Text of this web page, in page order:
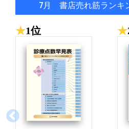
7月 書店売れ筋ランキ
★1位 ★